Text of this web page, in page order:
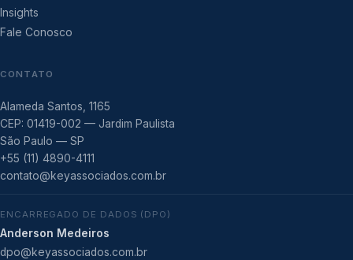
Insights
Fale Conosco
CONTATO
Alameda Santos, 1165
CEP: 01419-002 — Jardim Paulista
São Paulo — SP
+55 (11) 4890-4111
contato@keyassociados.com.br
ENCARREGADO DE DADOS (DPO)
Anderson Medeiros
dpo@keyassociados.com.br